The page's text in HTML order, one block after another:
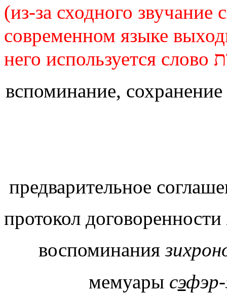
(из-за сходного звучание
современном языке
него используется слово
вспоминание,
предварительное
протокол
воспоминания
мемуары сэ